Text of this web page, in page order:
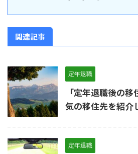
関連記事
定年退職
「定年退職後の
気の移住先を紹介
定年退職